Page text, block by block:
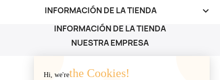
INFORMACIÓN DE LA TIENDA keyboard_arrow_down
INFORMACIÓN DE LA TIENDA
NUESTRA EMPRESA
NUESTRA EMPRESA
Hi, we'rethe Cookies!